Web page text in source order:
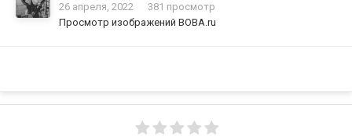
26 апреля, 2022
381 просмотр
Просмотр изображений ВОВА.ru